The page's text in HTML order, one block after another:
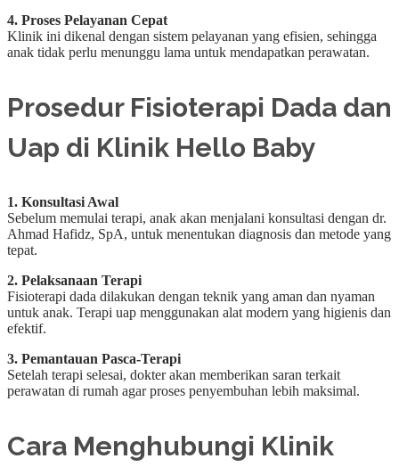
4. Proses Pelayanan Cepat
Klinik ini dikenal dengan sistem pelayanan yang efisien, sehingga
anak tidak perlu menunggu lama untuk mendapatkan perawatan.
Prosedur Fisioterapi Dada dan
Uap di Klinik Hello Baby
1. Konsultasi Awal
Sebelum memulai terapi, anak akan menjalani konsultasi dengan dr.
Ahmad Hafidz, SpA, untuk menentukan diagnosis dan metode yang
tepat.
2. Pelaksanaan Terapi
Fisioterapi dada dilakukan dengan teknik yang aman dan nyaman
untuk anak. Terapi uap menggunakan alat modern yang higienis dan
efektif.
3. Pemantauan Pasca-Terapi
Setelah terapi selesai, dokter akan memberikan saran terkait
perawatan di rumah agar proses penyembuhan lebih maksimal.
Cara Menghubungi Klinik